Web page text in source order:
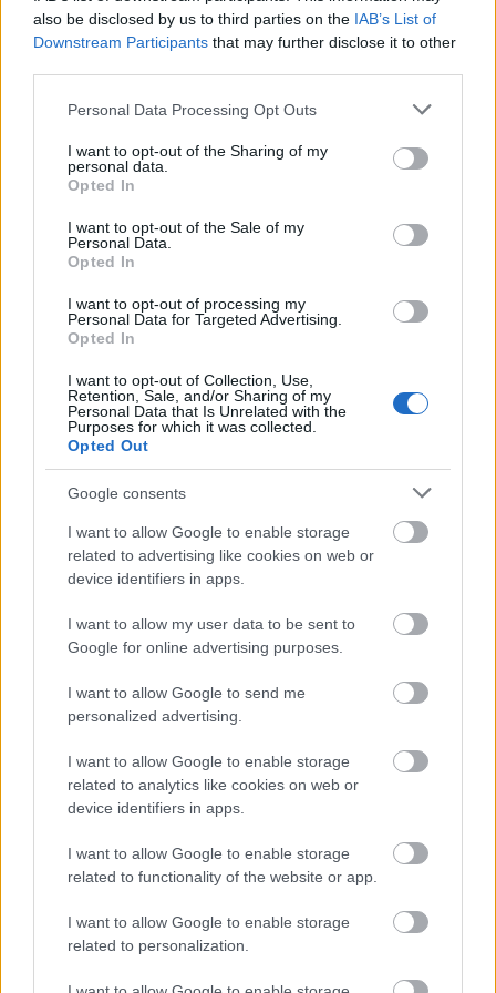
also be disclosed by us to third parties on the IAB’s List of
Downstream Participants that may further disclose it to other
Please note that this website/app uses one or more Google
not limited to your visit or usage behaviour. You may click to
grant or deny consent to Google and its third-party tags to
use your data for below specified purposes in below Google
consent section.
Personal Data Processing Opt Outs
I want to opt-out of the Sharing of my
personal data.
Opted In
I want to opt-out of the Sale of my
Personal Data.
Opted In
I want to opt-out of processing my
Personal Data for Targeted Advertising.
Opted In
I want to opt-out of Collection, Use,
Retention, Sale, and/or Sharing of my
Personal Data that Is Unrelated with the
Purposes for which it was collected.
Opted Out
Google consents
I want to allow Google to enable storage
related to advertising like cookies on web or
device identifiers in apps.
I want to allow my user data to be sent to
Google for online advertising purposes.
I want to allow Google to send me
personalized advertising.
I want to allow Google to enable storage
related to analytics like cookies on web or
device identifiers in apps.
I want to allow Google to enable storage
related to functionality of the website or app.
I want to allow Google to enable storage
related to personalization.
здравината на костите ви за цял живот. То е
пълно с хранителни вещества, които са полезни
Добавянето на кисело мляко към храненията ви
помага за здравето на калция и костите. То може
също да намали риска от остеопороза, която е
често срещана при възрастните хора. Много
кисели млека съдържат витамин D, който
помага на тялото ви да използва калция по-
добре.
прием на калций
Подобрено усвояване на калций поради
витамин D
Подкрепа за цялостната костна структура и
Подобряване на здравето на
кожата с кисело мляко
Киселото мляко се превръща в ключов играч в
естествената грижа за кожата. То е пълно с
пробиотици, които помагат за поддържането на
баланса на микробиома на кожата. Това води до
по-добро здраве на кожата като цяло. Киселото
мляко също така хидратира добре, което го
прави чудесно за естествена хидратация.
Противовъзпалителните му свойства могат да
успокоят раздразнената кожа. Това го прави
идеален за хора с чувствителна кожа.
Използването на кисело мляко като маска за
лице е популярен метод за грижа за кожата.
Обезмасленото гръцко кисело мляко, по-